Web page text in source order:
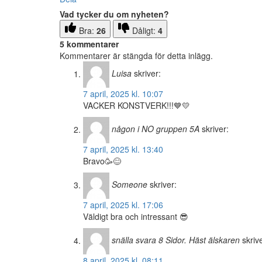
Vad tycker du om nyheten?
Bra: 26 Dåligt: 4
5 kommentarer
Kommentarer är stängda för detta inlägg.
Luisa skriver:
7 april, 2025 kl. 10:07
VACKER KONSTVERK!!!💙💛
någon i NO gruppen 5A skriver:
7 april, 2025 kl. 13:40
Bravo🥳😊
Someone skriver:
7 april, 2025 kl. 17:06
Väldigt bra och intressant 😎
snälla svara 8 Sidor. Häst älskaren